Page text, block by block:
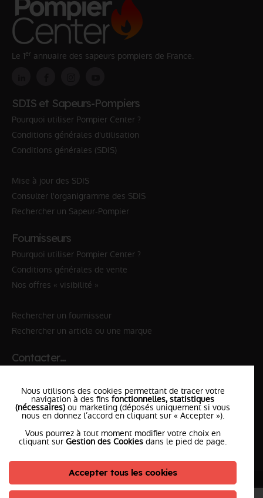
Le 1er annuaire des sapeurs pompiers de France.
SDIS et Sapeurs-Pompiers
Pourquoi utiliser Pompier Center ?
Conditions générales d'utilisation
Conditions générales (SDIS)
Mise à jour des SDIS
Consulter l'organigramme des SDIS
Rechercher un Sapeur-Pompier
Fournisseurs
Pourquoi utiliser Pompier Center ?
Conditions générales de vente
Nos offres « visibilité »
Rechercher un fournisseur
Rechercher un article ou une marque
Contacter…
✆ 18№National Sapeurs-Pompiers
le SDISle plus proche
l'équipePompierCenter
©2026 Pompier Center • Mentions Légales •
Nous utilisons des cookies permettant de tracer votre
navigation à des fins fonctionnelles, statistiques
(nécessaires) ou marketing (déposés uniquement si vous
nous en donnez l’accord en cliquant sur « Accepter »).
Vous pourrez à tout moment modifier votre choix en
cliquant sur Gestion des Cookies dans le pied de page.
Accepter tous les cookies